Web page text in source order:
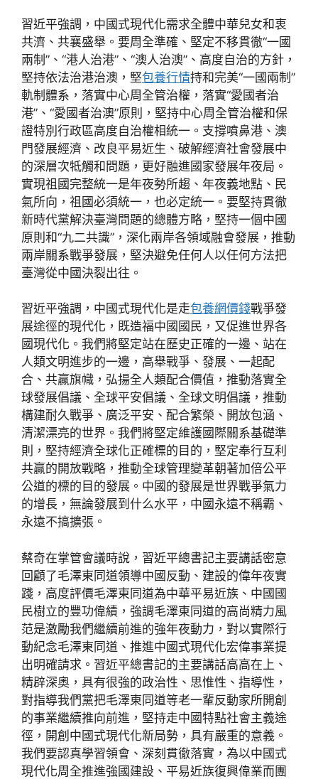
習近平強調，中國式現代化需求全體中華兒女和衷
共濟、共襄盛舉。要周全準確、堅定不移貫徹“一國
兩制”、“港人治港”、“澳人治澳”、高度自治的方針，
堅持依法治港治澳，堅包養行情持和完美“一國兩制”
軌制體系，落實中心周全管治權，落實“愛國者治
港”、“愛國者治澳”原則，堅持中心周全管治權和保
證特別行政區高度自治權相統一。支撐噴鼻港、澳
門發展經濟、改良平易近生、破解經濟社會發展中
的深層次牴觸和問題，更好融進國家發展年夜局。
實現祖國完整統一是年夜勢所趨、年夜義地點、民
氣所向，祖國必須統一，也必定統一。要堅持貫徹
新時代黨解決臺灣問題的總體方略，堅持一個中國
原則和“九二共識”，深化兩岸各領域融會發展，推動
兩岸關系戰爭發展，堅決避免任何人以任何方法把
臺灣從中國決裂出往。
習近平強調，中國式現代化是走包養網價錢戰爭發
展途徑的現代化，既造福中國國民，又促進世界各
國現代化。我們將堅定站在歷史正確的一邊、站在
人類文明進步的一邊，高舉戰爭、發展、一起配
合、共贏旗幟，弘揚全人類配合價值，推動落實全
球發展倡議、全球平安倡議、全球文明倡議，推動
構建耐久戰爭、廣泛平安、配合繁榮、開放包涵、
清潔漂亮的世界。我們將堅定維護國際關系基礎準
則，堅持經濟全球化正確標的目的，堅定奉行互利
共贏的開放戰略，推動全球管理變革朝著加倍公平
公道的標的目的發展。中國的發展是世界戰爭氣力
的增長，無論發展到什么水平，中國永遠不稱霸、
永遠不搞擴張。
蔡奇在掌管會議時說，習近平總書記主要講話密意
回顧了毛澤東同道領導中國反動、建設的偉年夜實
踐，高度評價毛澤東同道為中華平易近族、中國國
民樹立的豐功偉績，強調毛澤東同道的高尚精力風
范是激勵我們繼續前進的強年夜動力，對以實際行
動紀念毛澤東同道、推進中國式現代化宏偉事業提
出明確請求。習近平總書記的主要講話高高在上、
精辟深奧，具有很強的政治性、思惟性、指導性，
對指導我們黨把毛澤東同道等老一輩反動家所開創
的事業繼續推向前進，堅持走中國特點社會主義途
徑，開創中國式現代化新局勢，具有嚴重的意義。
我們要認真學習領會、深刻貫徹落實，為以中國式
現代化周全推進強國建設、平易近族復興偉業而團